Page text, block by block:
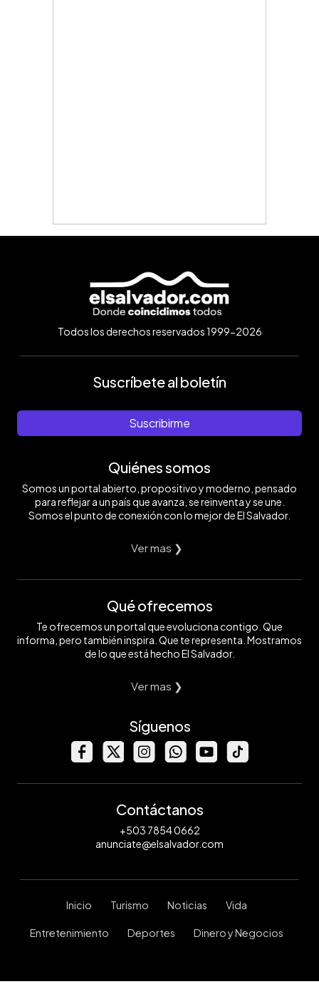
Todos los derechos reservados 1999-2026
Suscríbete al boletín
Suscribirme
Quiénes somos
Somos un portal abierto, propositivo y moderno, pensado
para reflejar a un país que avanza, se reinventa y se une.
Somos el punto de conexión con lo mejor de El Salvador.
Ver mas ❯
Qué ofrecemos
Te ofrecemos un portal que evoluciona contigo. Que
informa, pero también inspira. Que te representa. Mostramos
de lo que está hecho El Salvador.
Ver mas ❯
Síguenos
Contáctanos
+503 7854 0662
anunciate@elsalvador.com
Inicio Turismo Noticias Vida
Entretenimiento Deportes Dinero y Negocios